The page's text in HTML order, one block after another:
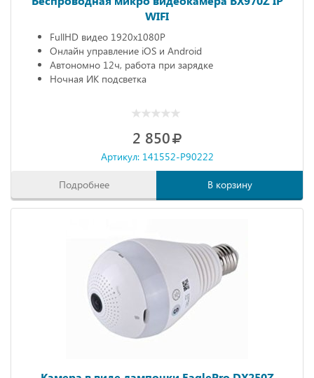
WIFI
FullHD видео 1920х1080P
Онлайн управление iOS и Android
Автономно 12ч, работа при зарядке
Ночная ИК подсветка
2 850
Артикул: 141552-P90222
Подробнее В корзину